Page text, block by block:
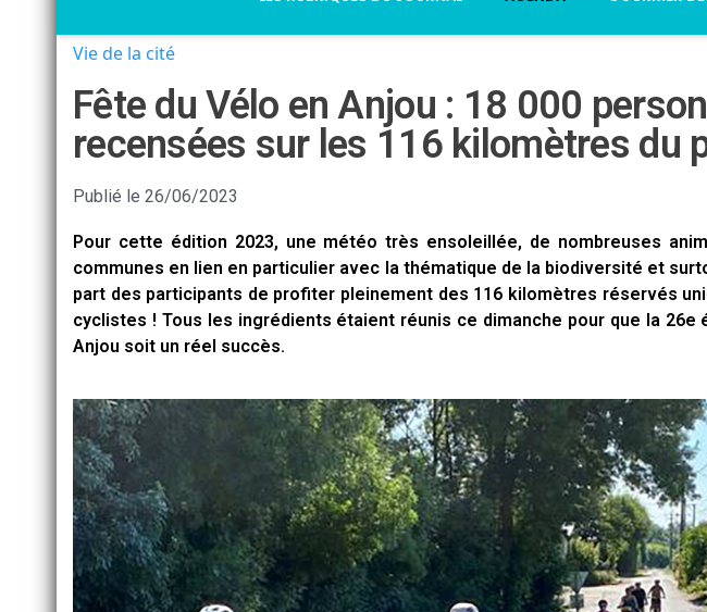
Vie de la cité
Fête du Vélo en Anjou : 18 000
recensées sur les 116 kilomètres du
Publié le 26/06/2023
Pour cette édition 2023, une météo très ensoleillée, de nombreuses
communes en lien en particulier avec la thématique de la biodiversité et
part des participants de profiter pleinement des 116 kilomètres réservés
cyclistes ! Tous les ingrédients étaient réunis ce dimanche pour que la 26e
Anjou soit un réel succès.